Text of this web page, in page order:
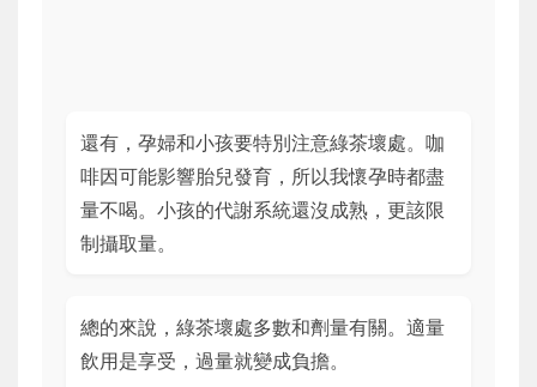
還有，孕婦和小孩要特別注意綠茶壞處。咖
啡因可能影響胎兒發育，所以我懷孕時都盡
量不喝。小孩的代謝系統還沒成熟，更該限
制攝取量。
總的來說，綠茶壞處多數和劑量有關。適量
飲用是享受，過量就變成負擔。